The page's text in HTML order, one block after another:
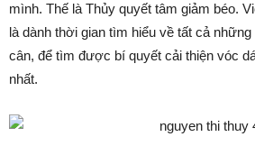
mình. Thế là Thủy quyết tâm giảm béo.
là dành thời gian tìm hiểu về tất cả
cân, để tìm được bí quyết cải thiện vóc
nhất.